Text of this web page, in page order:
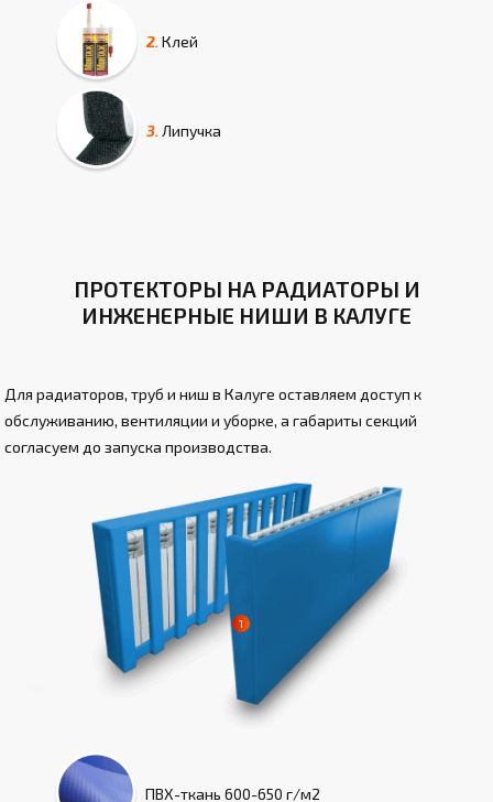
2. Клей
3. Липучка
ПРОТЕКТОРЫ НА РАДИАТОРЫ И
ИНЖЕНЕРНЫЕ НИШИ В КАЛУГЕ
Для радиаторов, труб и ниш в Калуге оставляем доступ к
обслуживанию, вентиляции и уборке, а габариты секций
согласуем до запуска производства.
ПВХ-ткань 600-650 г/м2